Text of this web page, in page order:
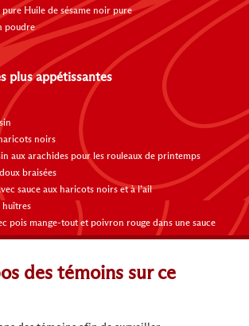
Huile de sésame noir pure
poudre
plus appétissantes
noirs
aux arachides pour les rouleaux de printemps
braisées
sauce aux haricots noirs et à l’ail
huîtres
pois mange-tout et poivron rouge dans une sauce
et tomates
des témoins sur ce